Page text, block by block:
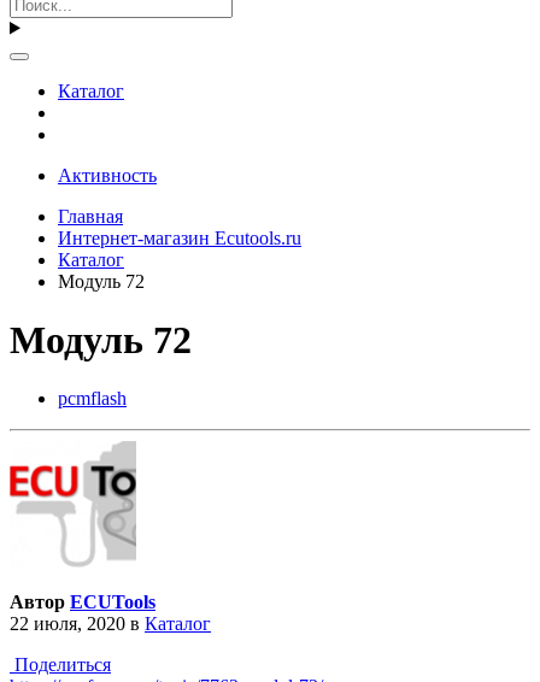
Каталог
Активность
Главная
Интернет-магазин Ecutools.ru
Каталог
Модуль 72
Модуль 72
pcmflash
Автор ECUTools
22 июля, 2020 в Каталог
Поделиться